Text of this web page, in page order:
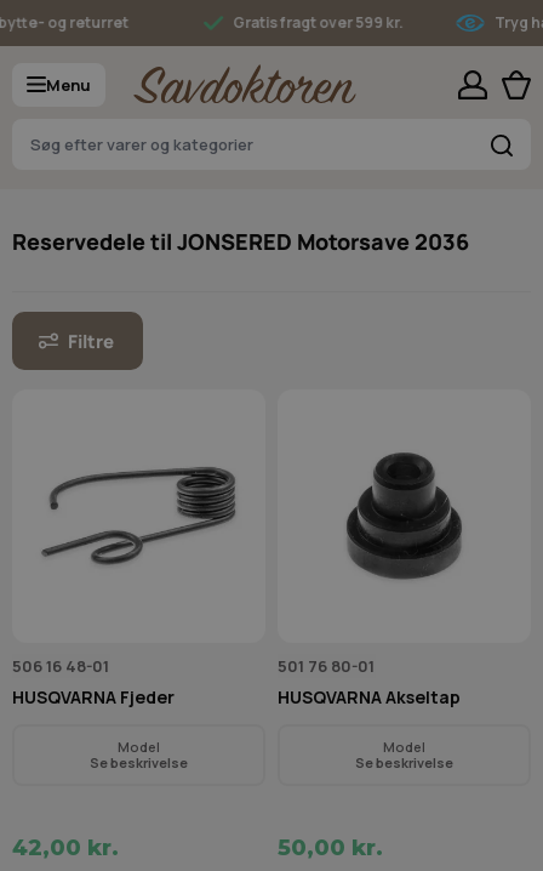
Skip to Content
og returret Gratis fragt over 599 kr. Tryg
Menu
Reservedele til JONSERED Motorsave 2036
Filtre
506 16 48-01
HUSQVARNA Fjeder
Model
Se beskrivelse
42,00 kr.
501 76 80-01
HUSQVARNA Akseltap
Model
Se beskrivelse
50,00 kr.